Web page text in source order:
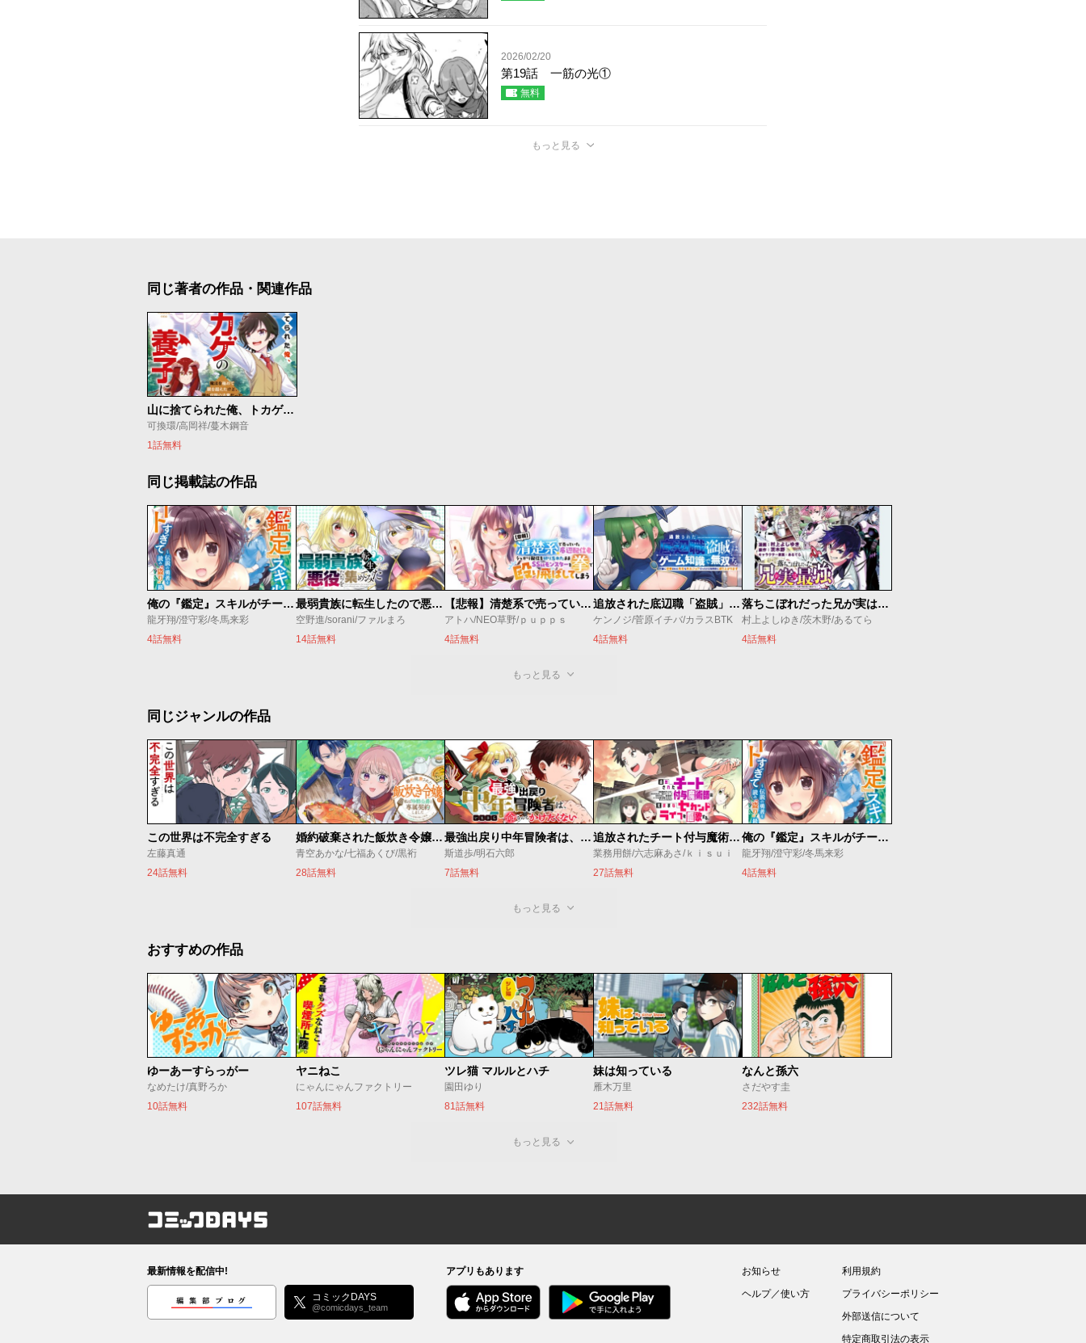
2026/02/20
第19話 一筋の光①
無料
もっと見る
同じ著者の作品・関連作品
山に捨てられた俺、トカゲの養子になる
可換環/高岡祥/蔓木鋼音
1話無料
同じ掲載誌の作品
俺の『鑑定』スキルがチートすぎて
龍牙翔/澄守彩/冬馬来彩
4話無料
最弱貴族に転生したので悪役たちを集めてみた
空野進/sorani/ファルまろ
14話無料
【悲報】清楚系で売っていた底辺配信者、うっかり配信を切り忘れたままSS級モンスターを拳で殴り飛ばしてしまう
アトハ/NEO草野/ｐｕｐｐｓ
4話無料
追放された底辺職「盗賊」はゲーム知識で無双する。一緒に召喚された先生も外れジョブだったけど効率的に成り上がります
ケンノジ/菅原イチバ/カラスBTK
4話無料
落ちこぼれだった兄が実は最強 ～史上最強の勇者は転生し、学園で無自覚に無双する～
村上よしゆき/茨木野/あるてら
4話無料
もっと見る
同じジャンルの作品
この世界は不完全すぎる
左藤真通
24話無料
婚約破棄された飯炊き令嬢の私は冷酷公爵と専属契約しました～ですが胃袋を掴んだ結果、冷たかった公爵様がどんどん優しくなっています～
青空あかな/七福あくび/黒裄
28話無料
最強出戻り中年冒険者は、今さら命なんてかけたくない
斯道歩/明石六郎
7話無料
追放されたチート付与魔術師は気ままなセカンドライフを謳歌する。 ～俺は武器だけじゃなく、あらゆるものに『強化ポイント』を付与できるし、俺の意思でいつでも効果を解除できるけど、残った人たち大丈夫？～
業務用餅/六志麻あさ/ｋｉｓｕｉ
27話無料
俺の『鑑定』スキルがチートすぎて
龍牙翔/澄守彩/冬馬来彩
4話無料
もっと見る
おすすめの作品
ゆーあーすらっがー
なめたけ/真野ろか
10話無料
ヤニねこ
にゃんにゃんファクトリー
107話無料
ツレ猫 マルルとハチ
園田ゆり
81話無料
妹は知っている
雁木万里
21話無料
なんと孫六
さだやす圭
232話無料
もっと見る
コミックDAYS
最新情報を配信中!
編集部ブログ コミックDAYS
@comicdays_team
アプリもあります
お知らせ
ヘルプ／使い方
利用規約
プライバシーポリシー
外部送信について
特定商取引法の表示